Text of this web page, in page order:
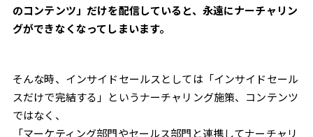
のコンテンツ」だけを配信していると、永遠にナーチャリン
グができなくなってしまいます。
そんな時、インサイドセールスとしては「インサイドセール
スだけで完結する」というナーチャリング施策、コンテンツ
ではなく、
「マーケティング部門やセールス部門と連携してナーチャリ